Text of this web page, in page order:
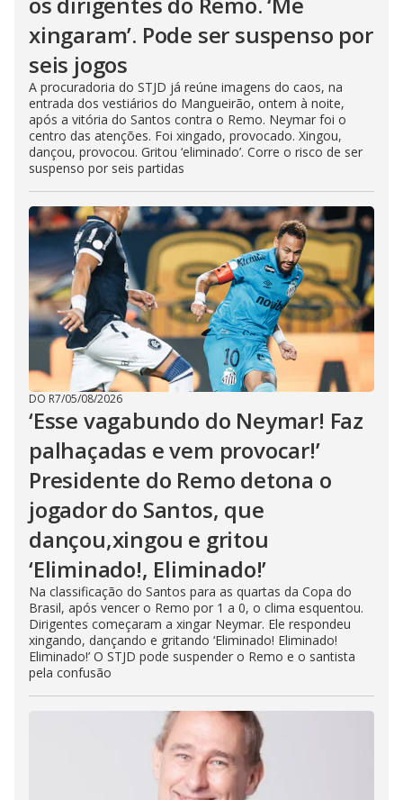
xingaram’. Pode ser suspenso por
seis jogos
A procuradoria do STJD já reúne imagens do caos, na
entrada dos vestiários do Mangueirão, ontem à noite,
após a vitória do Santos contra o Remo. Neymar foi o
centro das atenções. Foi xingado, provocado. Xingou,
dançou, provocou. Gritou ‘eliminado’. Corre o risco de ser
suspenso por seis partidas
DO R7/05/08/2026
‘Esse vagabundo do Neymar! Faz
palhaçadas e vem provocar!’
Presidente do Remo detona o
jogador do Santos, que
dançou,xingou e gritou
‘Eliminado!, Eliminado!’
Na classificação do Santos para as quartas da Copa do
Brasil, após vencer o Remo por 1 a 0, o clima esquentou.
Dirigentes começaram a xingar Neymar. Ele respondeu
xingando, dançando e gritando ‘Eliminado! Eliminado!
Eliminado!’ O STJD pode suspender o Remo e o santista
pela confusão